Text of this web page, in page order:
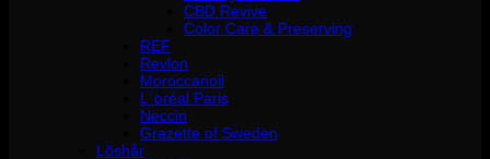
CBD Revive
Color Care & Preserving
REF
Revlon
Moroccanoil
L´oréal Paris
Neccin
Grazette of Sweden
Löshår